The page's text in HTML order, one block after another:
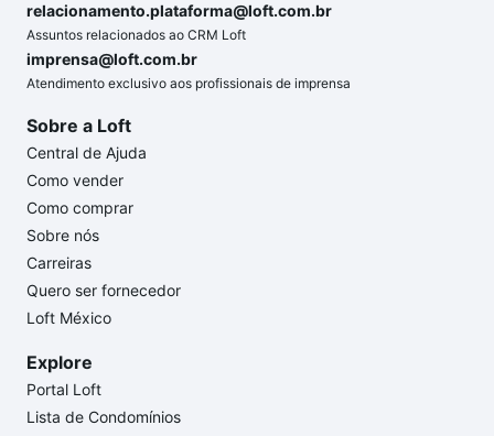
relacionamento.plataforma@loft.com.br
Assuntos relacionados ao CRM Loft
imprensa@loft.com.br
Atendimento exclusivo aos profissionais de imprensa
Sobre a Loft
Central de Ajuda
Como vender
Como comprar
Sobre nós
Carreiras
Quero ser fornecedor
Loft México
Explore
Portal Loft
Lista de Condomínios